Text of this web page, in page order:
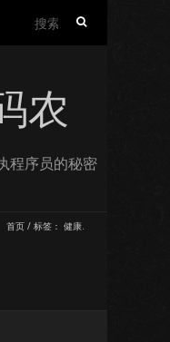
农
程序员的秘密
首页 / 标签： 健康.